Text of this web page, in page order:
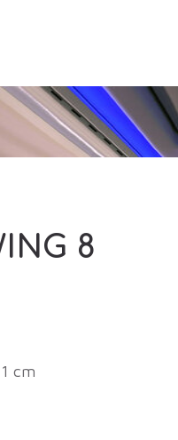
8
cm